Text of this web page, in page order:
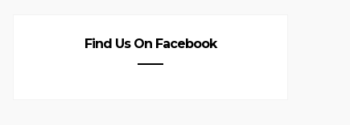
Find Us On Facebook